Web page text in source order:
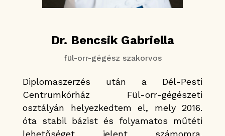
Dr. Bencsik Gabriella
fül-orr-gégész szakorvos
Diplomaszerzés után a Dél-Pesti
Centrumkórház Fül-orr-gégészeti
osztályán helyezkedtem el, mely 2016.
óta stabil bázist és folyamatos műtéti
lehetőséget jelent számomra.